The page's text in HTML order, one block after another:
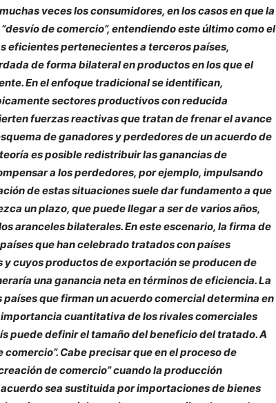
veces los consumidores, en los casos en que la
de comercio”, entendiendo este último como el
eficientes pertenecientes a terceros países,
de forma bilateral en productos en los que el
En el enfoque tradicional se identifican,
sectores productivos con reducida
fuerzas reactivas que tratan de frenar el avance
de ganadores y perdedores de un acuerdo de
es posible redistribuir las ganancias de
a los perdedores, por ejemplo, impulsando
de estas situaciones suele dar fundamento a que
un plazo, que puede llegar a ser de varios años,
aranceles bilaterales. En este escenario, la firma de
que han celebrado tratados con países
cuyos productos de exportación se producen de
una ganancia neta en términos de eficiencia. La
que firman un acuerdo comercial determina en
cuantitativa de los rivales comerciales
puede definir el tamaño del beneficio del tratado. A
Cabe precisar que en el proceso de
de comercio” cuando la producción
sea sustituida por importaciones de bienes